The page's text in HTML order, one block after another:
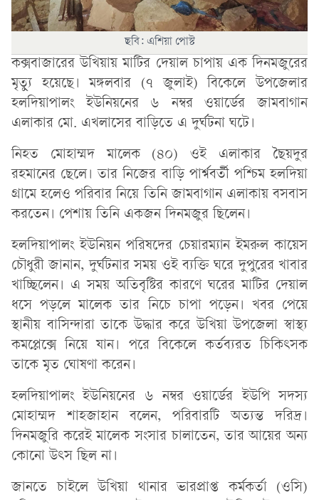
ছবি: এশিয়া পোস্ট
কক্সবাজারের উখিয়ায় মাটির দেয়াল চাপায় এক দিনমজুরের
মৃত্যু হয়েছে। মঙ্গলবার (৭ জুলাই) বিকেলে উপজেলার
হলদিয়াপালং ইউনিয়নের ৬ নম্বর ওয়ার্ডের জামবাগান
এলাকার মো. এখলাসের বাড়িতে এ দুর্ঘটনা ঘটে।
নিহত মোহাম্মদ মালেক (৪০) ওই এলাকার ছৈয়দুর
রহমানের ছেলে। তার নিজের বাড়ি পার্শ্ববর্তী পশ্চিম হলদিয়া
গ্রামে হলেও পরিবার নিয়ে তিনি জামবাগান এলাকায় বসবাস
করতেন। পেশায় তিনি একজন দিনমজুর ছিলেন।
হলদিয়াপালং ইউনিয়ন পরিষদের চেয়ারম্যান ইমরুল কায়েস
চৌধুরী জানান, দুর্ঘটনার সময় ওই ব্যক্তি ঘরে দুপুরের খাবার
খাচ্ছিলেন। এ সময় অতিবৃষ্টির কারণে ঘরের মাটির দেয়াল
ধসে পড়লে মালেক তার নিচে চাপা পড়েন। খবর পেয়ে
স্থানীয় বাসিন্দারা তাকে উদ্ধার করে উখিয়া উপজেলা স্বাস্থ্য
কমপ্লেক্সে নিয়ে যান। পরে বিকেলে কর্তব্যরত চিকিৎসক
তাকে মৃত ঘোষণা করেন।
হলদিয়াপালং ইউনিয়নের ৬ নম্বর ওয়ার্ডের ইউপি সদস্য
মোহাম্মদ শাহজাহান বলেন, পরিবারটি অত্যন্ত দরিদ্র।
দিনমজুরি করেই মালেক সংসার চালাতেন, তার আয়ের অন্য
কোনো উৎস ছিল না।
জানতে চাইলে উখিয়া থানার ভারপ্রাপ্ত কর্মকর্তা (ওসি)